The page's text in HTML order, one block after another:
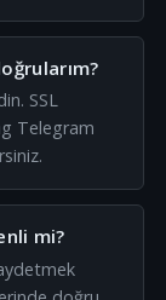
SSL
Telegram
mi?